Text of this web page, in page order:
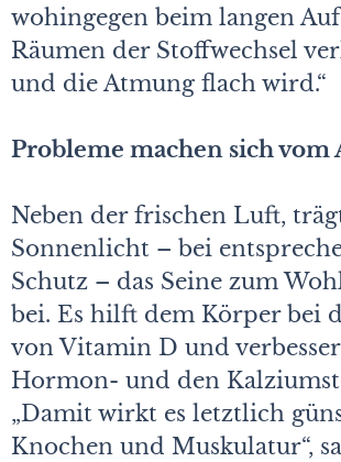
wohingegen beim langen
Räumen der Stoffwechsel
und die Atmung flach wird.“
Probleme machen sich vom
Neben der frischen Luft,
Sonnenlicht – bei
Schutz – das Seine zum
bei. Es hilft dem Körper bei
von Vitamin D und
Hormon- und den
„Damit wirkt es letztlich
Knochen und Muskulatur“,